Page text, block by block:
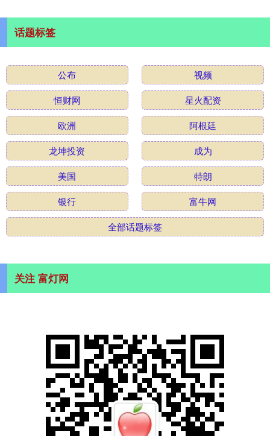
话题标签
公布
视频
恒财网
星火配资
欧洲
阿根廷
龙坤投资
成为
美国
特朗
银行
富牛网
全部话题标签
关注 富灯网